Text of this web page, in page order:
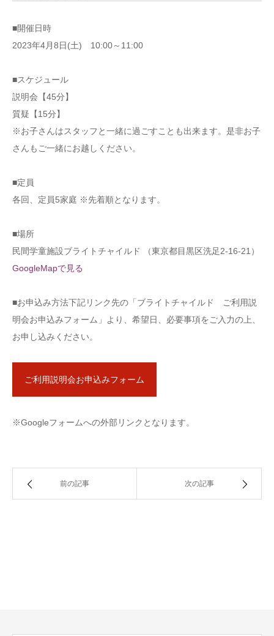
■開催日時
2023年4月8日(土) 10:00～11:00
■スケジュール
説明会【45分】
質疑【15分】
※お子さんはスタッフと一緒に過ごすことも出来ます。是非お子
さんもご一緒にお越しください。
■定員
各回、定員5家庭 ※先着順となります。
■場所
民間学童施設ブライトチャイルド （東京都目黒区洗足2-16-21）
GoogleMapで見る
■お申込み方法下記リンク先の「ブライトチャイルド ご利用説
明会お申込みフォーム」より、希望日、必要事項をご入力の上、
お申し込みください。
ご利用説明会お申込みフォーム
※Googleフォームへの外部リンクとなります。
前の記事 次の記事